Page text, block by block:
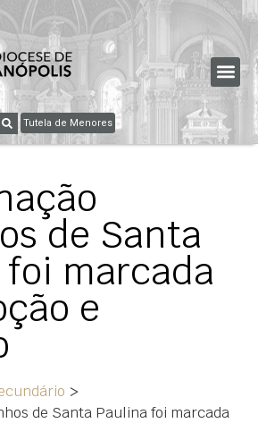
Tutela de Menores
de Santa
marcada
e
>
de Santa Paulina foi marcada